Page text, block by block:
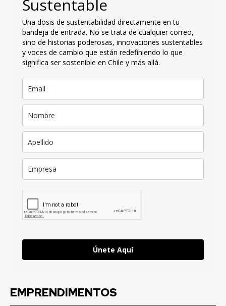
Sustentable
Una dosis de sustentabilidad directamente en tu
bandeja de entrada. No se trata de cualquier correo,
sino de historias poderosas, innovaciones sustentables
y voces de cambio que están redefiniendo lo que
significa ser sostenible en Chile y más allá.
Únete Aquí
EMPRENDIMENTOS